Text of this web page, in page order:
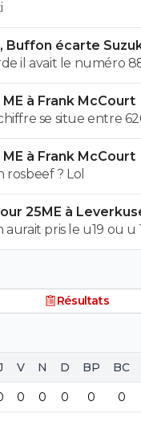
Buffon écarte
il avait le numéro
à Frank McCourt
se situe entre
à Frank McCourt
un rosbeef ? Lol
25ME à
aurait pris le u19 ou u
il a ete blessé plus 1/3
bah putain...je sais
jai surtout vue
pieds et faire des
Résultats
V N D BP BC
0 0 0 0 0